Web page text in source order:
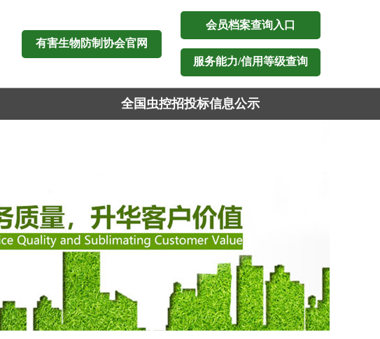
有害生物防制协会官网
服务能力/信用等级查询
会员档案查询入口
全国虫控招投标信息公示